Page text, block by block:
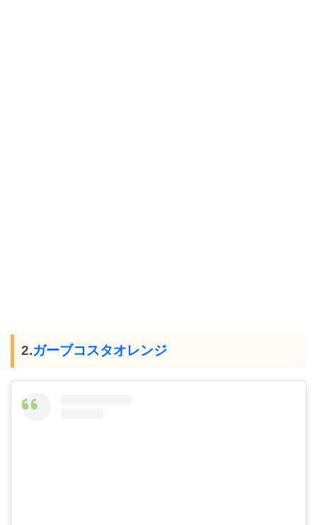
2.ガーブコスタオレンジ